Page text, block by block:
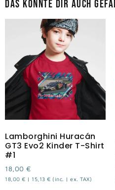
Das könnte dir auch
Lamborghini Huracán
GT3 Evo2 Kinder T-Shirt
#1
18,00 €
18,00 € | 15,13 € (inc. | ex. TAX)